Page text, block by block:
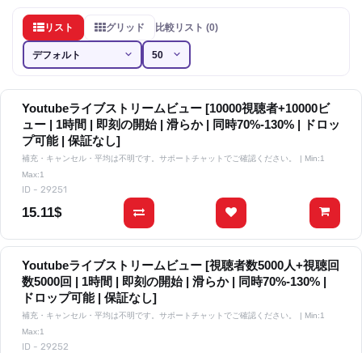
リスト グリッド 比較リスト (0)
Youtubeライブストリームビュー [10000視聴者+10000ビ
ュー | 1時間 | 即刻の開始 | 滑らか | 同時70%-130% | ドロッ
プ可能 | 保証なし]
補充・キャンセル・平均は不明です。サポートチャットでご確認ください。
| Min:1
Max:1
ID - 29251
15.11$
Youtubeライブストリームビュー [視聴者数5000人+視聴回
数5000回 | 1時間 | 即刻の開始 | 滑らか | 同時70%-130% |
ドロップ可能 | 保証なし]
補充・キャンセル・平均は不明です。サポートチャットでご確認ください。
| Min:1
Max:1
ID - 29252